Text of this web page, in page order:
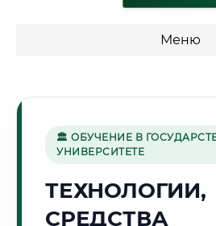
Меню
промышленность"
🏛️
🏛 ОБУЧЕНИЕ В
УНИВЕРСИТЕТЕ
ТЕХНОЛОГИИ,
СРЕДСТВА